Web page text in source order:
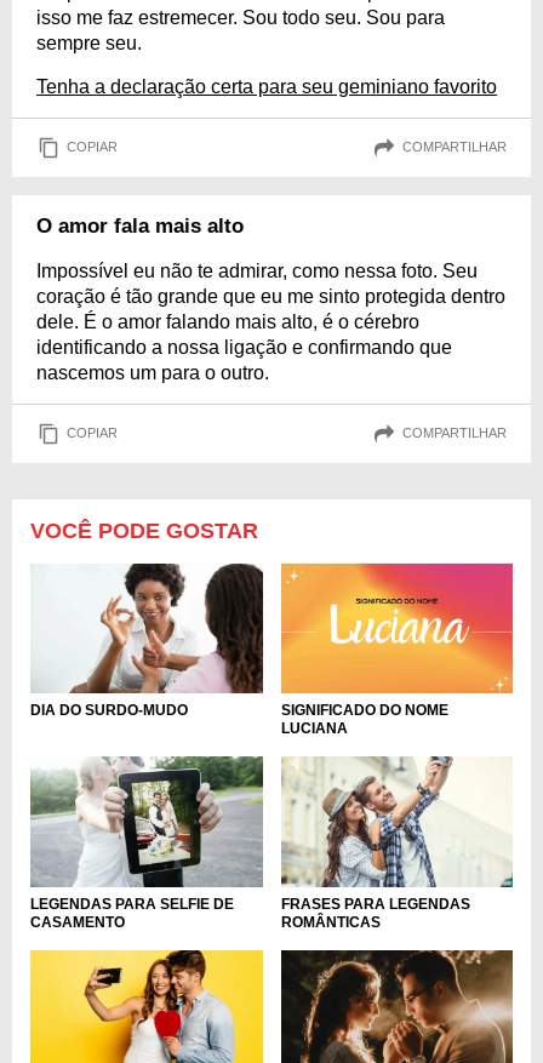
isso me faz estremecer. Sou todo seu. Sou para
sempre seu.
Tenha a declaração certa para seu geminiano favorito
COPIAR COMPARTILHAR
O amor fala mais alto
Impossível eu não te admirar, como nessa foto. Seu
coração é tão grande que eu me sinto protegida dentro
dele. É o amor falando mais alto, é o cérebro
identificando a nossa ligação e confirmando que
nascemos um para o outro.
COPIAR COMPARTILHAR
VOCÊ PODE GOSTAR
DIA DO SURDO-MUDO
SIGNIFICADO DO NOME
LUCIANA
LEGENDAS PARA SELFIE DE
CASAMENTO
FRASES PARA LEGENDAS
ROMÂNTICAS